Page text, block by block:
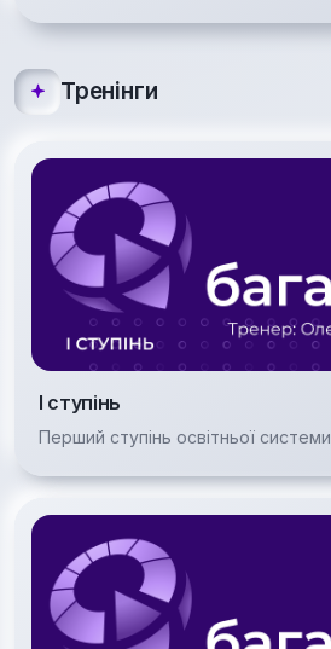
Тренінги
І ступінь
Перший ступінь освітньої системи